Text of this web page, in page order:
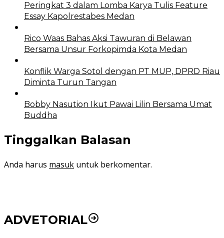
Peringkat 3 dalam Lomba Karya Tulis Feature
Essay Kapolrestabes Medan
Rico Waas Bahas Aksi Tawuran di Belawan
Bersama Unsur Forkopimda Kota Medan
Konflik Warga Sotol dengan PT MUP, DPRD Riau
Diminta Turun Tangan
Bobby Nasution Ikut Pawai Lilin Bersama Umat
Buddha
Tinggalkan Balasan
Anda harus masuk untuk berkomentar.
ADVETORIAL